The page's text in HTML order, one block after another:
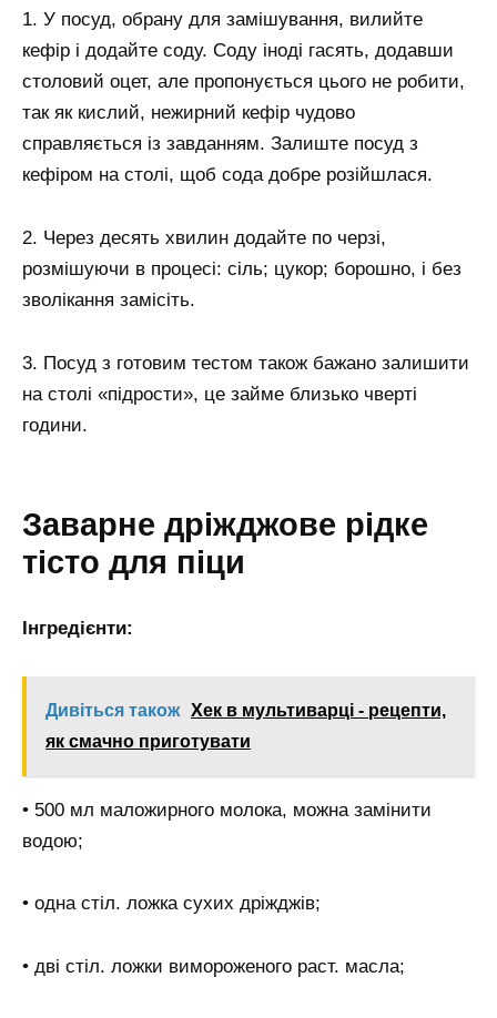
1. У посуд, обрану для замішування, вилийте
кефір і додайте соду. Соду іноді гасять, додавши
столовий оцет, але пропонується цього не робити,
так як кислий, нежирний кефір чудово
справляється із завданням. Залиште посуд з
кефіром на столі, щоб сода добре розійшлася.
2. Через десять хвилин додайте по черзі,
розмішуючи в процесі: сіль; цукор; борошно, і без
зволікання замісіть.
3. Посуд з готовим тестом також бажано залишити
на столі «підрости», це займе близько чверті
години.
Заварне дріжджове рідке
тісто для піци
Інгредієнти:
Дивіться також Хек в мультиварці - рецепти,
як смачно приготувати
• 500 мл маложирного молока, можна замінити
водою;
• одна стіл. ложка сухих дріжджів;
• дві стіл. ложки вимороженого раст. масла;